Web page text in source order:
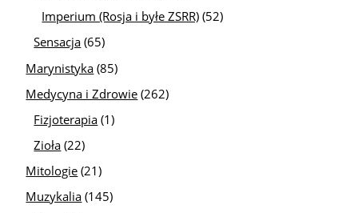
Imperium (Rosja i byłe ZSRR) (52)
Sensacja (65)
Marynistyka (85)
Medycyna i Zdrowie (262)
Fizjoterapia (1)
Zioła (22)
Mitologie (21)
Muzykalia (145)